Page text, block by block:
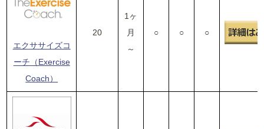
エクササイズコ
ーチ（Exercise
Coach）
20
1ヶ
月
～
○ ○ ○